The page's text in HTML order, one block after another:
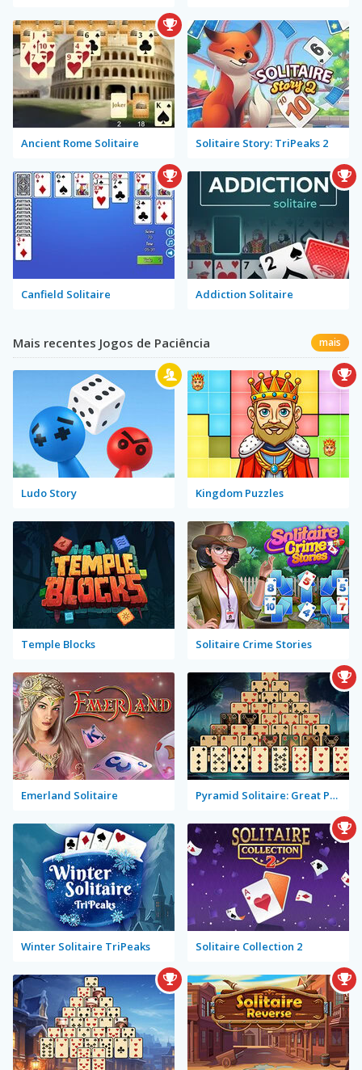
Ancient Rome Solitaire Solitaire Story: TriPeaks 2
Canfield Solitaire Addiction Solitaire
Mais recentes Jogos de Paciência mais
Ludo Story Kingdom Puzzles
Temple Blocks Solitaire Crime Stories
Emerland Solitaire Pyramid Solitaire: Great Pyramid
Winter Solitaire TriPeaks Solitaire Collection 2